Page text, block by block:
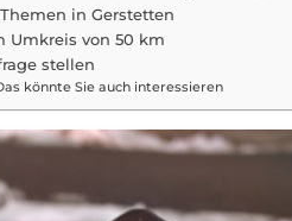
in Gerstetten
Umkreis von 50 km
stellen
könnte Sie auch interessieren